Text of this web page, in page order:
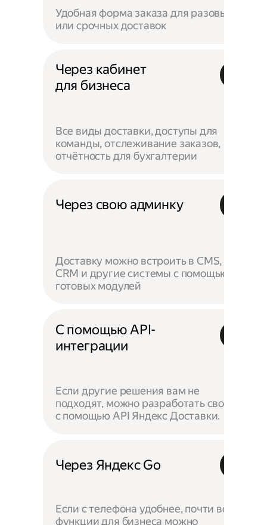
Удобная форма заказа для разовых
или срочных доставок
Через кабинет
для бизнеса
Все виды доставки, доступы для
команды, отслеживание заказов,
отчётность для бухгалтерии
Через свою админку
Доставку можно встроить в CMS,
CRM и другие системы с помощью
готовых модулей
С помощью API-
интеграции
Если другие решения вам не
подходят, можно разработать своё —
с помощью API Яндекс Доставки.
Через Яндекс Go
Если с телефона удобнее, почти все
функции для бизнеса можно